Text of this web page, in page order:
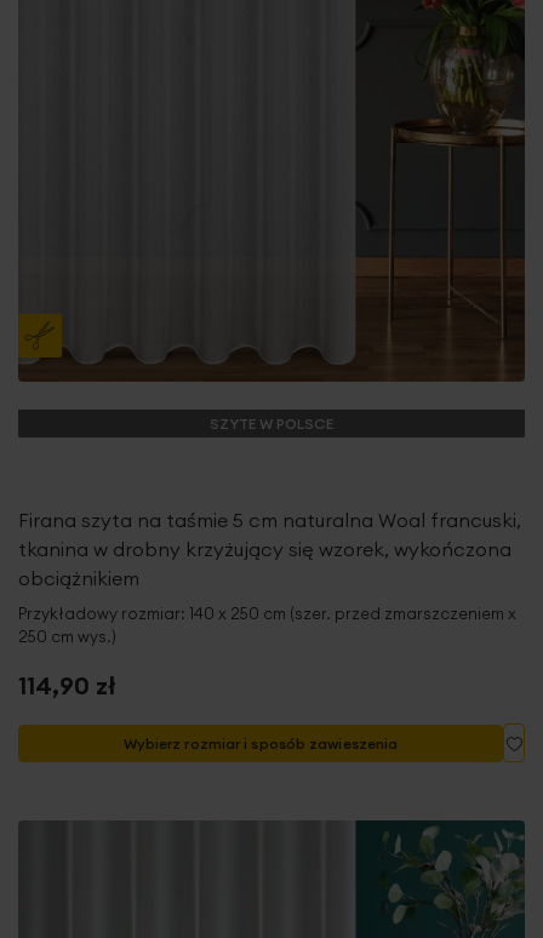
SZYTE W POLSCE
Firana szyta na taśmie 5 cm naturalna Woal francuski,
tkanina w drobny krzyżujący się wzorek, wykończona
obciążnikiem
Przykładowy rozmiar: 140 x 250 cm (szer. przed zmarszczeniem x
250 cm wys.)
114,90 zł
Wybierz rozmiar i sposób zawieszenia